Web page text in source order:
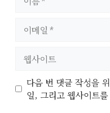
트
다음 번 댓글 작성을
일, 그리고 웹사이트